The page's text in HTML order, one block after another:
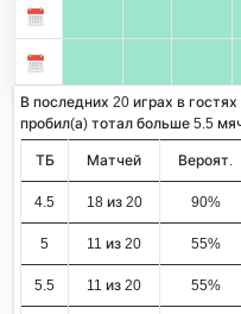
В последних 20 играх в
пробил(а) тотал больше 5.5
ТБ Матчей Вероят.
4.5 18 из 20 90%
5 11 из 20 55%
5.5 11 из 20 55%